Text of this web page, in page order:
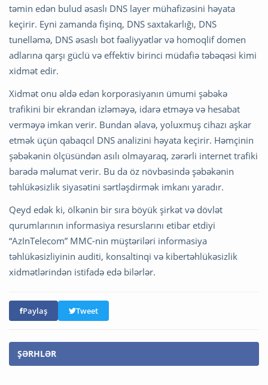
təmin edən bulud əsaslı DNS layer mühafizəsini həyata
keçirir. Eyni zamanda fişinq, DNS saxtakarlığı, DNS
tunelləmə, DNS əsaslı bot fəaliyyətlər və homoqlif domen
adlarına qarşı güclü və effektiv birinci müdafiə təbəqəsi kimi
xidmət edir.
Xidmət onu əldə edən korporasiyanın ümumi şəbəkə
trafikini bir ekrandan izləməyə, idarə etməyə və hesabat
verməyə imkan verir. Bundan əlavə, yoluxmuş cihazı aşkar
etmək üçün qabaqcıl DNS analizini həyata keçirir. Həmçinin
şəbəkənin ölçüsündən asılı olmayaraq, zərərli internet trafiki
barədə məlumat verir. Bu da öz növbəsində şəbəkənin
təhlükəsizlik siyasətini sərtləşdirmək imkanı yaradır.
Qeyd edək ki, ölkənin bir sıra böyük şirkət və dövlət
qurumlarının informasiya resurslarını etibar etdiyi
“AzInTelecom” MMC-nin müştəriləri informasiya
təhlükəsizliyinin auditi, konsaltinqi və kibertəhlükəsizlik
xidmətlərindən istifadə edə bilərlər.
Paylaş Tweet
ŞƏRHLƏR